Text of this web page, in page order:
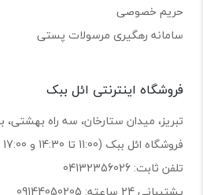
حریم خصوصی
سامانه رهگیری مرسولات پستی
فروشگاه اینترنتی ائل ببک
تبریز، میدان ستارخان، سه راه بهشتی،
فروشگاه ائل ببک (11:00 تا 14:30 و 17:00 تا 21:30)
تلفن ثابت: 04132356026